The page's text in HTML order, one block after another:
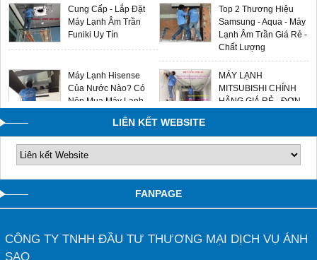
Cung Cấp - Lắp Đặt
Máy Lạnh Âm Trần
Funiki Uy Tín
Top 2 Thương Hiệu
Samsung - Aqua - Máy
Lạnh Âm Trần Giá Rẻ -
Chất Lượng
Máy Lạnh Hisense
Của Nước Nào? Có
Nên Mua Máy Lạnh
MÁY LẠNH
MITSUBISHI CHÍNH
HÃNG GIÁ RẺ - ĐƠN
0909588116
LIÊN KẾT WEBSITE
FANPAGE
CÔNG TY TNHH ĐẦU TƯ THƯƠNG MẠI DỊCH VỤ ÁNH
SAO